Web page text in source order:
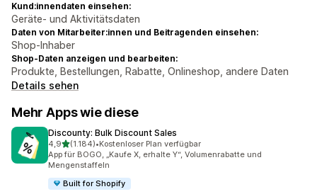
Kund:innendaten einsehen:
Geräte- und Aktivitätsdaten
Daten von Mitarbeiter:innen und Beitragenden einsehen:
Shop-Inhaber
Shop-Daten anzeigen und bearbeiten:
Produkte, Bestellungen, Rabatte, Onlineshop, andere Daten
Details sehen
Mehr Apps wie diese
Discounty: Bulk Discount Sales
4,9von 5 Sternen
(1.184)
1184 Rezensionen insgesamt
•Kostenloser Plan verfügbar
App für BOGO, „Kaufe X, erhalte Y“, Volumenrabatte und
Mengenstaffeln
Built for Shopify